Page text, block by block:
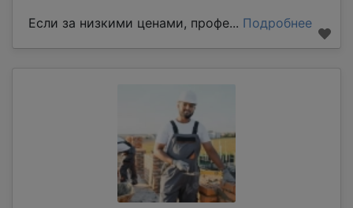
Если за низкими ценами, профе... Подробнее